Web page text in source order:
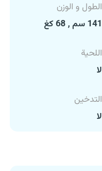
الطول و الوزن
141 سم , 68 كغ
اللحية
لا
التدخين
لا